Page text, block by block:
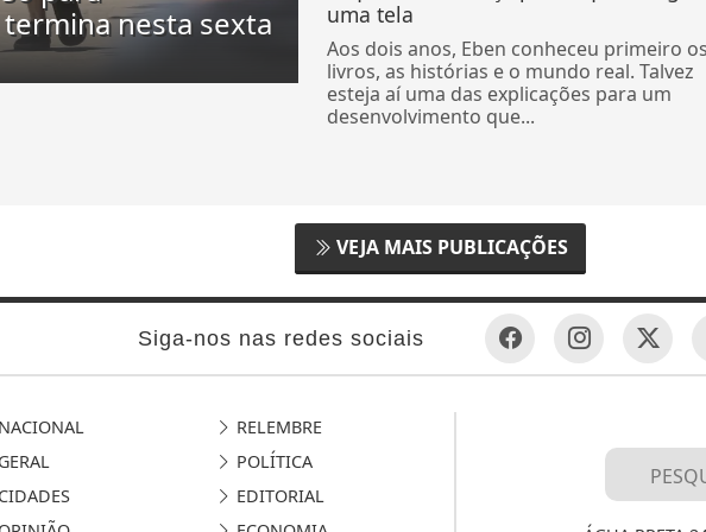
nesta sexta
uma tela
Aos dois anos, Eben conheceu primeiro
livros, as histórias e o mundo real. Talvez
esteja aí uma das explicações para um
desenvolvimento que...
VEJA MAIS PUBLICAÇÕES
Siga-nos nas redes sociais
NACIONAL
RELEMBRE
GERAL
POLÍTICA
CIDADES
EDITORIAL